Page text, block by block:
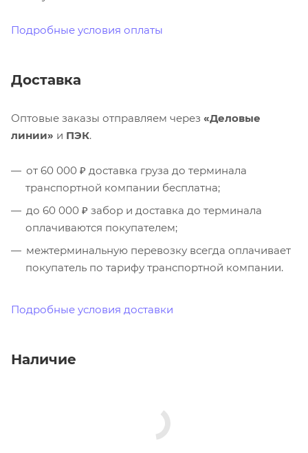
Подробные условия оплаты
Доставка
Оптовые заказы отправляем через «Деловые
линии» и ПЭК.
от 60 000 ₽ доставка груза до терминала
транспортной компании бесплатна;
до 60 000 ₽ забор и доставка до терминала
оплачиваются покупателем;
межтерминальную перевозку всегда оплачивает
покупатель по тарифу транспортной компании.
Подробные условия доставки
Наличие